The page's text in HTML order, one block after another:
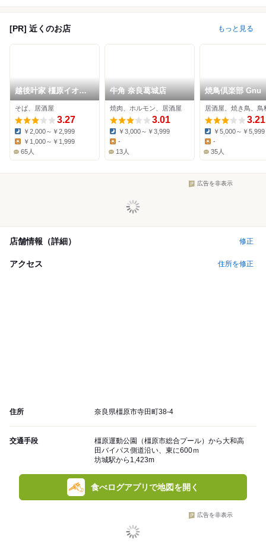
[PR] 近くのお店 もっと見る
越後叶家 橿原イオン
モール店
そば、居酒屋
3.27
Dinner:
￥2,000～￥2,999
Lunch:
￥1,000～￥1,999
65人
牛角 奈良葛城店
焼肉、ホルモン、居酒屋
3.01
Dinner:
￥3,000～￥3,999
Lunch:
-
13人
焼鳥倶楽部 Gnu
居酒屋、焼き鳥、鳥
3.21
Dinner:
￥5,000～￥5,999
Lunch:
-
35人
広告を非表示
店舗情報（詳細） 修正
アクセス 住所を修正
住所 奈良県橿原市寺田町38-4
交通手段
橿原運動公園（橿原市総合プール）から大和高
田バイパス側道沿い、東に600ｍ
坊城駅から1,423m
食べログアプリで地図を開く
広告を非表示